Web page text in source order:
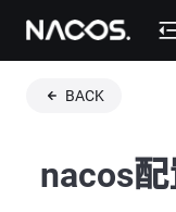
BACK
nacos